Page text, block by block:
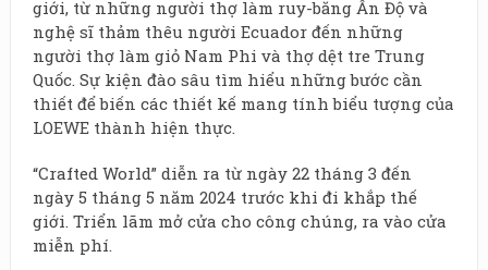
giới, từ những người thợ làm ruy-băng Ấn Độ và
nghệ sĩ thảm thêu người Ecuador đến những
người thợ làm giỏ Nam Phi và thợ dệt tre Trung
Quốc. Sự kiện đào sâu tìm hiểu những bước cần
thiết để biến các thiết kế mang tính biểu tượng của
LOEWE thành hiện thực.
“Crafted World” diễn ra từ ngày 22 tháng 3 đến
ngày 5 tháng 5 năm 2024 trước khi đi khắp thế
giới. Triển lãm mở cửa cho công chúng, ra vào cửa
miễn phí.